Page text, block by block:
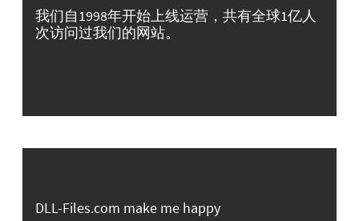
我们自1998年开始上线运营，共有全球1亿人
次访问过我们的网站。
DLL-Files.com make me happy